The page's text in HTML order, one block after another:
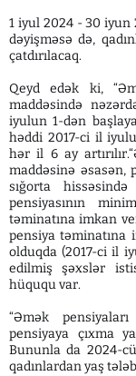
1 iyul 2024 - 30 iyun
dəyişməsə də,
çatdırılacaq.
Qeyd edək ki,
maddəsində
iyulun 1-dən
həddi 2017-ci il
hər il 6 ay
maddəsinə əsasən,
sığorta
pensiyasının
təminatına imkan
pensiya təminatına
olduqda (2017-ci il
edilmiş şəxslər
hüququ var.
“Əmək
pensiyaya çıxma
Bununla da 2024-
qadınlardan yaş